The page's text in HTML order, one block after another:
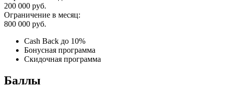
200 000 руб.
Ограничение в месяц:
800 000 руб.
Cash Back до 10%
Бонусная программа
Скидочная программа
Баллы